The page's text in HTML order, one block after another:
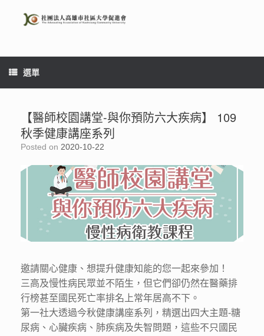
content
選單
【醫師校園講堂-與你預防六大疾病】 109
秋季健康講座系列
Posted on 2020-10-22
邀請關心健康、想提升健康知能的您一起來參加！
三高及慢性病民眾並不陌生，但它們卻仍然在醫藥排
行榜甚至國民死亡率排名上常年居高不下。
第一社大透過今秋健康講座系列，精選出四大主題-糖
尿病、心臟疾病、肺疾病及失智問題，這些不只國民